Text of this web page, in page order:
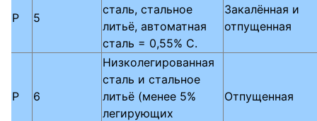
P 5
сталь, стальное
литьё, автоматная
сталь = 0,55% C.
Закалённая и
отпущенная
P 6
Низколегированная
сталь и стальное
литьё (менее 5%
легирующих
Отпущенная